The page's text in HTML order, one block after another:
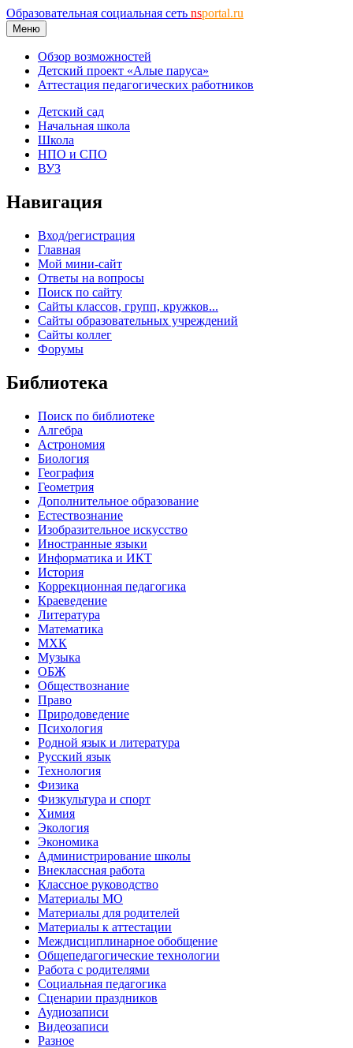
Образовательная социальная сеть nsportal.ru
Меню
Обзор возможностей
Детский проект «Алые паруса»
Аттестация педагогических работников
Детский сад
Начальная школа
Школа
НПО и СПО
ВУЗ
Навигация
Вход/регистрация
Главная
Мой мини-сайт
Ответы на вопросы
Поиск по сайту
Сайты классов, групп, кружков...
Сайты образовательных учреждений
Сайты коллег
Форумы
Библиотека
Поиск по библиотеке
Алгебра
Астрономия
Биология
География
Геометрия
Дополнительное образование
Естествознание
Изобразительное искусство
Иностранные языки
Информатика и ИКТ
История
Коррекционная педагогика
Краеведение
Литература
Математика
МХК
Музыка
ОБЖ
Обществознание
Право
Природоведение
Психология
Родной язык и литература
Русский язык
Технология
Физика
Физкультура и спорт
Химия
Экология
Экономика
Администрирование школы
Внеклассная работа
Классное руководство
Материалы МО
Материалы для родителей
Материалы к аттестации
Междисциплинарное обобщение
Общепедагогические технологии
Работа с родителями
Социальная педагогика
Сценарии праздников
Аудиозаписи
Видеозаписи
Разное